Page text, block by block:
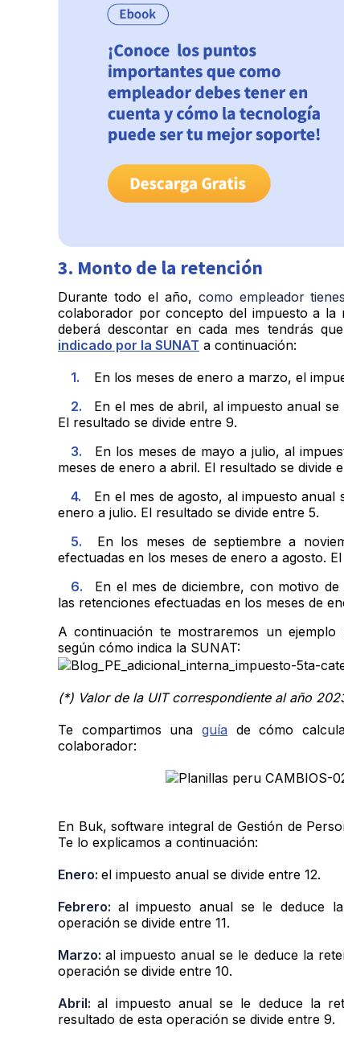
3. Monto de la retención
Durante todo el año, como empleador
colaborador por concepto del impuesto a la
deberá descontar en cada mes tendrás
indicado por la SUNAT a continuación:
En los meses de enero a marzo, el
En el mes de abril, al impuesto anual
El resultado se divide entre 9.
En los meses de mayo a julio, al
meses de enero a abril. El resultado se divide
En el mes de agosto, al impuesto
enero a julio. El resultado se divide entre 5.
En los meses de septiembre a
efectuadas en los meses de enero a agosto.
En el mes de diciembre, con motivo
las retenciones efectuadas en los meses de
A continuación te mostraremos un
según cómo indica la SUNAT:
(*) Valor de la UIT correspondiente al año
Te compartimos unaguía de cómo
colaborador:
En Buk, software integral de Gestión de
Te lo explicamos a continuación:
Enero: el impuesto anual se divide entre 12.
Febrero: al impuesto anual se le deduce
operación se divide entre 11.
Marzo:al impuesto anual se le deduce la
operación se divide entre 10.
Abril:al impuesto anual se le deduce la
resultado de esta operación se divide entre 9.